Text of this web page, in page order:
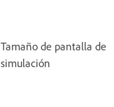
Tamaño de pantalla de
simulación